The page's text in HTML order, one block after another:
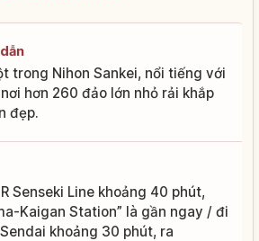
trong Nihon Sankei, nổi tiếng với
hơn 260 đảo lớn nhỏ rải khắp
đẹp.
Senseki Line khoảng 40 phút,
Kaigan Station” là gần ngay / đi
khoảng 30 phút, ra